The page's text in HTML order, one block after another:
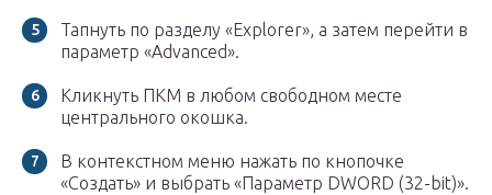
Тапнуть по разделу «Explorer», а затем перейти в
параметр «Advanced».
Кликнуть ПКМ в любом свободном месте
центрального окошка.
В контекстном меню нажать по кнопочке
«Создать» и выбрать «Параметр DWORD (32-bit)».